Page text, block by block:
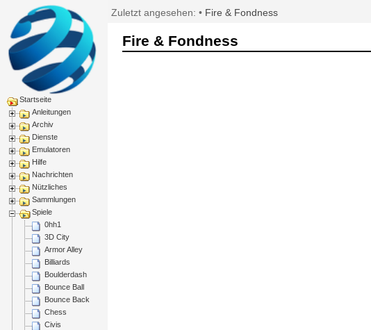
Startseite
Anleitungen
Archiv
Dienste
Emulatoren
Hilfe
Nachrichten
Nützliches
Sammlungen
Spiele
0hh1
3D City
Armor Alley
Billiards
Boulderdash
Bounce Ball
Bounce Back
Chess
Civis
Zuletzt angesehen: • Fire & Fondness
Fire & Fondness